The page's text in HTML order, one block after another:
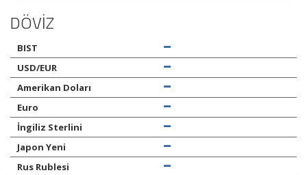
DÖVİZ
BIST
USD/EUR
Amerikan Doları
Euro
İngiliz Sterlini
Japon Yeni
Rus Rublesi